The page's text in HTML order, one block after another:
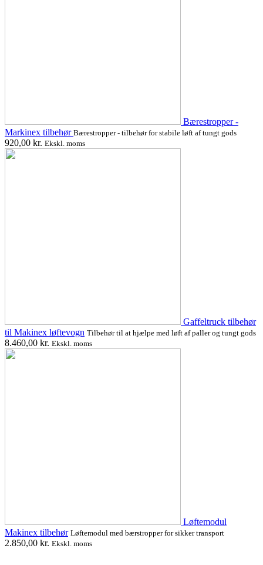
Bærestropper -
Markinex tilbehør Bærestropper - tilbehør for stabile løft af tungt gods
920,00 kr. Ekskl. moms
Gaffeltruck tilbehør
til Makinex løftevogn Tilbehør til at hjælpe med løft af paller og tungt gods
8.460,00 kr. Ekskl. moms
Løftemodul
Makinex tilbehør Løftemodul med bærstropper for sikker transport
2.850,00 kr. Ekskl. moms